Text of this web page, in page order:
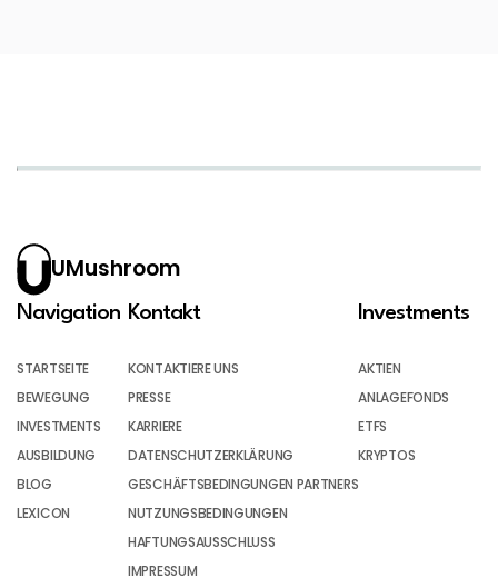
UMushroom
Navigation
STARTSEITE
BEWEGUNG
INVESTMENTS
AUSBILDUNG
BLOG
LEXICON
Kontakt
KONTAKTIERE UNS
PRESSE
KARRIERE
DATENSCHUTZERKLÄRUNG
GESCHÄFTSBEDINGUNGEN PARTNERS
NUTZUNGSBEDINGUNGEN
HAFTUNGSAUSSCHLUSS
IMPRESSUM
Investments
AKTIEN
ANLAGEFONDS
ETFS
KRYPTOS